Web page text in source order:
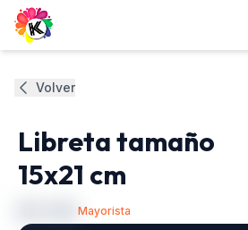
Volver
Libreta tamaño
15x21 cm
Mayorista